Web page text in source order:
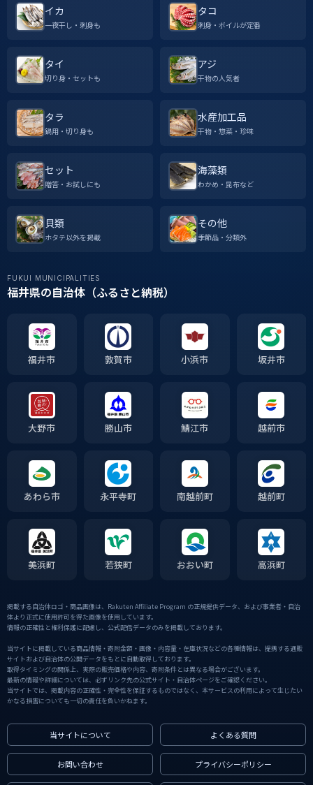
イカ
一夜干し・刺身も
タコ
刺身・ボイルが定番
タイ
切り身・セットも
アジ
干物の人気者
タラ
鍋用・切り身も
水産加工品
干物・惣菜・珍味
セット
贈答・お試しにも
海藻類
わかめ・昆布など
貝類
ホタテ以外を掲載
その他
季節品・分類外
FUKUI MUNICIPALITIES
福井県の自治体（ふるさと納税）
福井市 敦賀市 小浜市 坂井市
大野市 勝山市 鯖江市 越前市
あわら市 永平寺町 南越前町 越前町
美浜町 若狭町 おおい町 高浜町
掲載する自治体ロゴ・商品画像は、Rakuten Affiliate Program の正規提供データ、および事業者・自治
体より正式に使用許可を得た画像を使用しています。
情報の正確性と権利保護に配慮し、公式配信データのみを掲載しております。
当サイトに掲載している商品情報・寄附金額・画像・内容量・在庫状況などの各種情報は、提携する通販
サイトおよび自治体の公開データをもとに自動取得しております。
取得タイミングの関係上、実際の販売価格や内容、寄附条件とは異なる場合がございます。
最新の情報や詳細については、必ずリンク先の公式サイト・自治体ページをご確認ください。
当サイトでは、掲載内容の正確性・完全性を保証するものではなく、本サービスの利用によって生じたい
かなる損害についても一切の責任を負いかねます。
当サイトについて よくある質問
お問い合わせ プライバシーポリシー